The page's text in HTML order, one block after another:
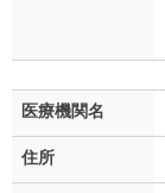
医療機関名
住所